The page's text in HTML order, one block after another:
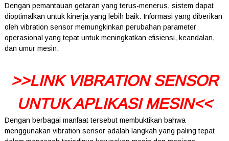
Dengan pemantauan getaran yang terus-menerus, sistem dapat
dioptimalkan untuk kinerja yang lebih baik. Informasi yang diberikan
oleh vibration sensor memungkinkan perubahan parameter
operasional yang tepat untuk meningkatkan efisiensi, keandalan,
dan umur mesin.
>>LINK VIBRATION SENSOR
UNTUK APLIKASI MESIN<<
Dengan berbagai manfaat tersebut membuktikan bahwa
menggunakan vibration sensor adalah langkah yang paling tepat